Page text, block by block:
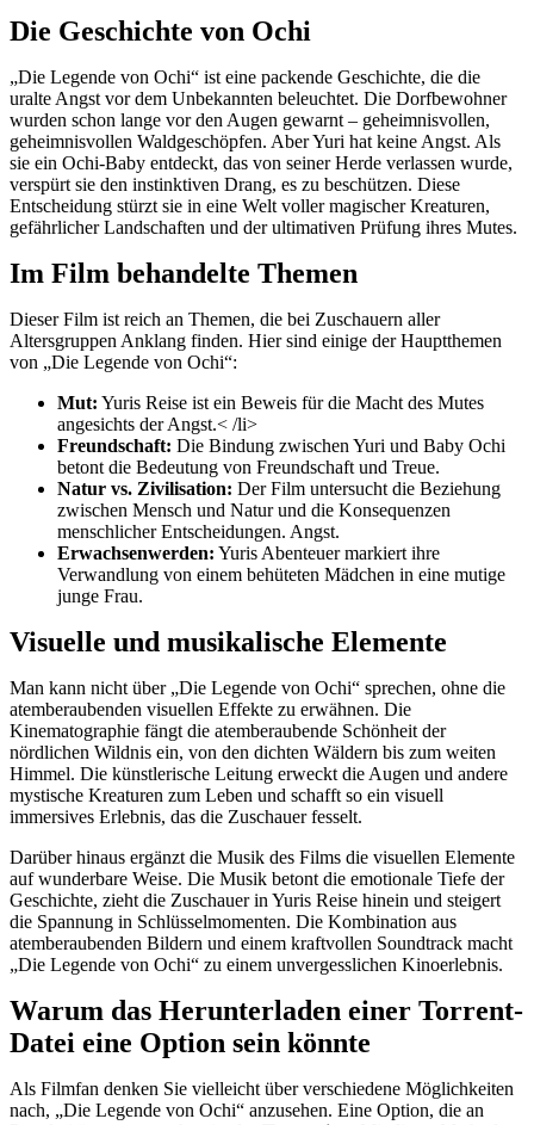
Die Geschichte von Ochi
„Die Legende von Ochi“ ist eine packende Geschichte, die die
uralte Angst vor dem Unbekannten beleuchtet. Die Dorfbewohner
wurden schon lange vor den Augen gewarnt – geheimnisvollen,
geheimnisvollen Waldgeschöpfen. Aber Yuri hat keine Angst. Als
sie ein Ochi-Baby entdeckt, das von seiner Herde verlassen wurde,
verspürt sie den instinktiven Drang, es zu beschützen. Diese
Entscheidung stürzt sie in eine Welt voller magischer Kreaturen,
gefährlicher Landschaften und der ultimativen Prüfung ihres Mutes.
Im Film behandelte Themen
Dieser Film ist reich an Themen, die bei Zuschauern aller
Altersgruppen Anklang finden. Hier sind einige der Hauptthemen
von „Die Legende von Ochi“:
Mut: Yuris Reise ist ein Beweis für die Macht des Mutes
angesichts der Angst.< /li>
Freundschaft: Die Bindung zwischen Yuri und Baby Ochi
betont die Bedeutung von Freundschaft und Treue.
Natur vs. Zivilisation: Der Film untersucht die Beziehung
zwischen Mensch und Natur und die Konsequenzen
menschlicher Entscheidungen. Angst.
Erwachsenwerden: Yuris Abenteuer markiert ihre
Verwandlung von einem behüteten Mädchen in eine mutige
junge Frau.
Visuelle und musikalische Elemente
Man kann nicht über „Die Legende von Ochi“ sprechen, ohne die
atemberaubenden visuellen Effekte zu erwähnen. Die
Kinematographie fängt die atemberaubende Schönheit der
nördlichen Wildnis ein, von den dichten Wäldern bis zum weiten
Himmel. Die künstlerische Leitung erweckt die Augen und andere
mystische Kreaturen zum Leben und schafft so ein visuell
immersives Erlebnis, das die Zuschauer fesselt.
Darüber hinaus ergänzt die Musik des Films die visuellen Elemente
auf wunderbare Weise. Die Musik betont die emotionale Tiefe der
Geschichte, zieht die Zuschauer in Yuris Reise hinein und steigert
die Spannung in Schlüsselmomenten. Die Kombination aus
atemberaubenden Bildern und einem kraftvollen Soundtrack macht
„Die Legende von Ochi“ zu einem unvergesslichen Kinoerlebnis.
Warum das Herunterladen einer Torrent-
Datei eine Option sein könnte
Als Filmfan denken Sie vielleicht über verschiedene Möglichkeiten
nach, „Die Legende von Ochi“ anzusehen. Eine Option, die an